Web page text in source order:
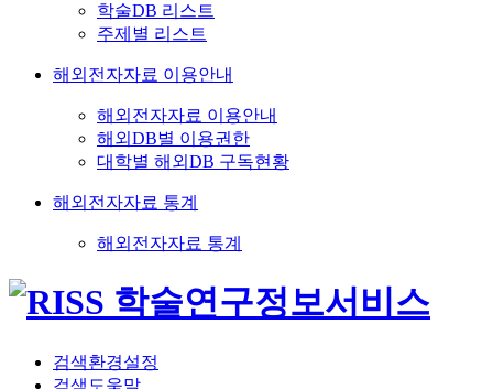
학술DB 리스트
주제별 리스트
해외전자자료 이용안내
해외전자자료 이용안내
해외DB별 이용권한
대학별 해외DB 구독현황
해외전자자료 통계
해외전자자료 통계
검색환경설정
검색도움말